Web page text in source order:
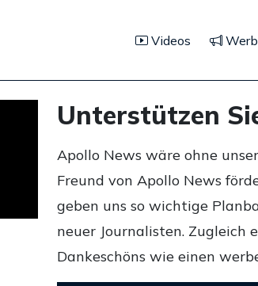
Videos
Unterstützen
Apollo News wäre ohne
Freund von Apollo News
geben uns so wichtige
neuer Journalisten. Zugleich
Dankeschöns wie einen